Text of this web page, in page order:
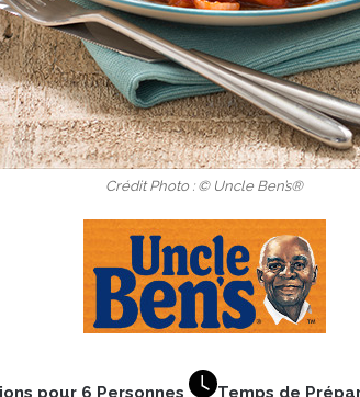
Crédit Photo : © Uncle Ben’s®
pour 6 Personnes
Temps de